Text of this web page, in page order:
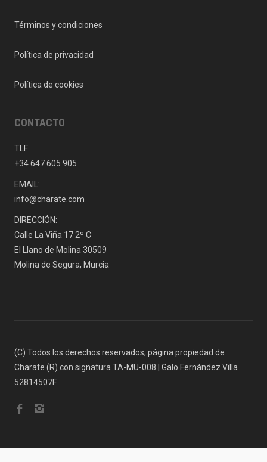
Términos y condiciones
Política de privacidad
Política de cookies
CONTACTO
TLF:
+34 647 605 905
EMAIL:
info@charate.com
DIRECCIÓN:
Calle La Viña 17 2º C
El Llano de Molina 30509
Molina de Segura, Murcia
(C) Todos los derechos reservados, página propiedad de
Charate (R) con signatura TA-MU-008 | Galo Fernández Villa
52814507F